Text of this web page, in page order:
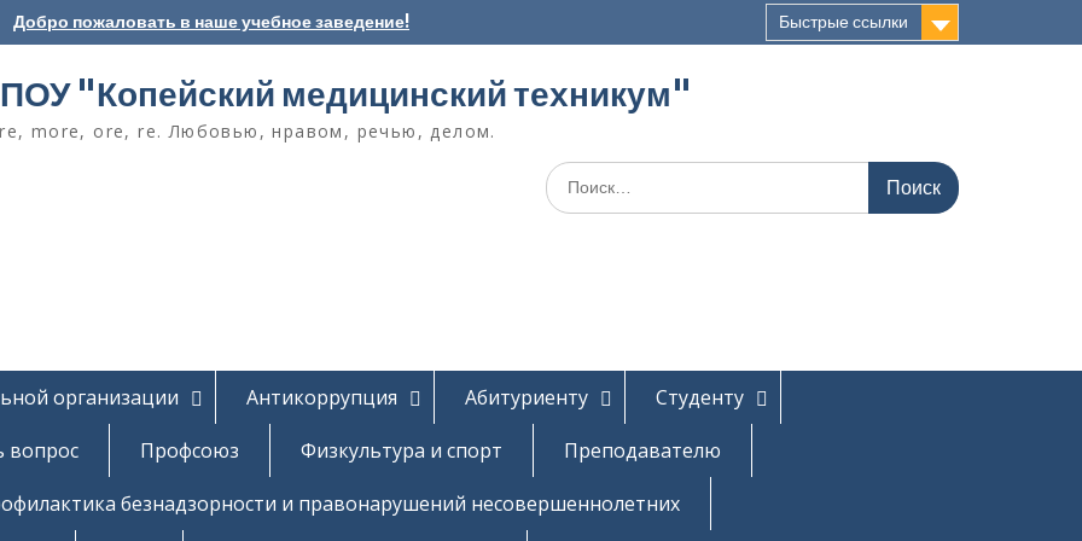
Добро пожаловать в наше учебное заведение! Быстрые ссылки
"Копейский медицинский техникум"
more, ore, re. Любовью, нравом, речью, делом.
Поиск
по:
организации Антикоррупция Абитуриенту
Студенту
вопрос Профсоюз Физкультура и спорт
Преподавателю
безнадзорности и правонарушений несовершеннолетних